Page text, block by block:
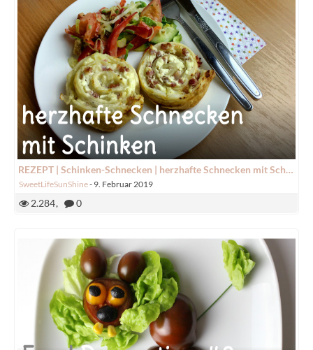
REZEPT | Schinken-Schnecken | herzhafte Schnecken mit Schinken | SweetLifeSunShine
SweetLifeSunShine- 9. Februar 2019
2.284 0